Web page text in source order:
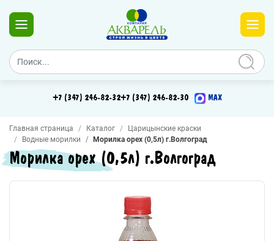
+7 (347) 246-82-32+7 (347) 246-82-30 MAX
Главная страница Каталог
Царицынские краски
Водные морилки
Морилка орех (0,5л) г.Волгоград
Морилка орех (0,5л) г.Волгоград